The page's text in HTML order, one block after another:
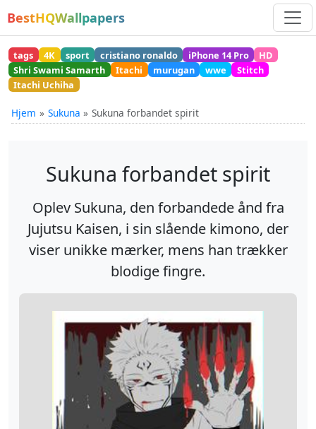
BestHQWallpapers
tags 4K sport cristiano ronaldo iPhone 14 Pro
HD
Shri Swami Samarth
Itachi murugan wwe
Stitch
Itachi Uchiha
Hjem Sukuna Sukuna forbandet spirit
Sukuna forbandet spirit
Oplev Sukuna, den forbandede ånd fra
Jujutsu Kaisen, i sin slående kimono, der
viser unikke mærker, mens han trækker
blodige fingre.